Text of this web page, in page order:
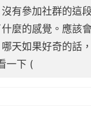
有參加社群的這
麼的感覺。應該
天如果好奇的話
一下 (